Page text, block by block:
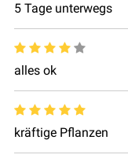
5 Tage unterwegs
alles ok
kräftige Pflanzen